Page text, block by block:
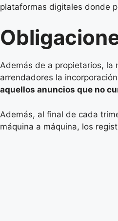
plataformas digitales donde
Además de a propietarios, la
arrendadores la
aquellos anuncios que no
Además, al final de cada
máquina a máquina, los